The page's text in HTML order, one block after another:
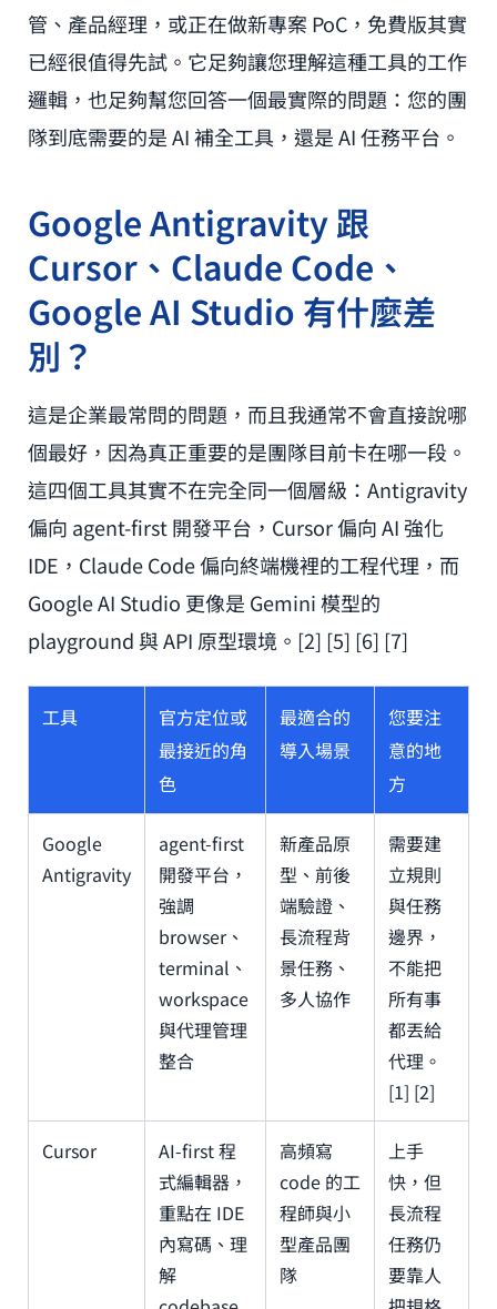
管、產品經理，或正在做新專案 PoC，免費版其實
已經很值得先試。它足夠讓您理解這種工具的工作
邏輯，也足夠幫您回答一個最實際的問題：您的團
隊到底需要的是 AI 補全工具，還是 AI 任務平台。
Google Antigravity 跟
Cursor、Claude Code、
Google AI Studio 有什麼差
別？
這是企業最常問的問題，而且我通常不會直接說哪
個最好，因為真正重要的是團隊目前卡在哪一段。
這四個工具其實不在完全同一個層級：Antigravity
偏向 agent-first 開發平台，Cursor 偏向 AI 強化
IDE，Claude Code 偏向終端機裡的工程代理，而
Google AI Studio 更像是 Gemini 模型的
playground 與 API 原型環境。[2] [5] [6] [7]
工具
官方定位或
最接近的角
色
最適合的
導入場景
您要注
意的地
方
Google
Antigravity
agent-first
開發平台，
強調
browser、
terminal、
workspace
與代理管理
整合
新產品原
型、前後
端驗證、
長流程背
景任務、
多人協作
需要建
立規則
與任務
邊界，
不能把
所有事
都丟給
代理。
[1] [2]
Cursor
AI-first 程
式編輯器，
重點在 IDE
內寫碼、理
解
高頻寫
code 的工
程師與小
型產品團
隊
上手
快，但
長流程
任務仍
要靠人